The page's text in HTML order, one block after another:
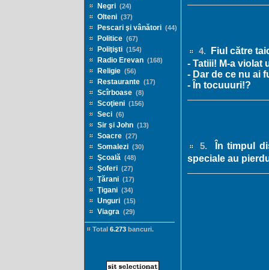
Negri (24)
Olteni (37)
Pescari şi vânători (44)
Politice (67)
Poliţişti (154)
Radio Erevan (168)
Religie (56)
Restaurante (17)
Scîrboase (8)
Scoţieni (156)
Seci (6)
Sir şi John (13)
Soacre (27)
Somalezi (30)
Şcoală (48)
Şoferi (27)
Ţărani (17)
Ţigani (34)
Unguri (15)
Viagra (29)
Total 6.273 bancuri.
4. Fiul către
- Tatiii! M-a violat
- Dar de ce nu ai
- În tocuuuri!?
5.
În timpul
speciale au